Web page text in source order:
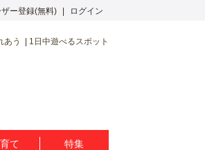
ー登録(無料) ログイン
あう 1日中遊べるスポット
て 特集